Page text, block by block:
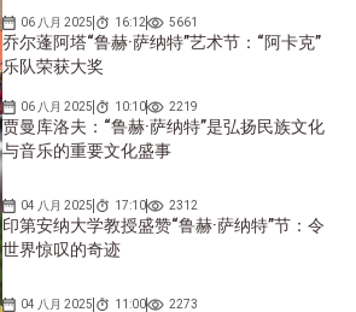
06 八月 2025 16:12 5661
乔尔蓬阿塔“鲁赫·萨纳特”艺术节：“阿卡克”
乐队荣获大奖
06 八月 2025 10:10 2219
贾曼库洛夫：“鲁赫·萨纳特”是弘扬民族文化
与音乐的重要文化盛事
04 八月 2025 17:10 2312
印第安纳大学教授盛赞“鲁赫·萨纳特”节：令
世界惊叹的奇迹
04 八月 2025 11:00 2273